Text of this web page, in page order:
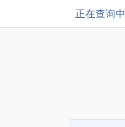
正在查询中